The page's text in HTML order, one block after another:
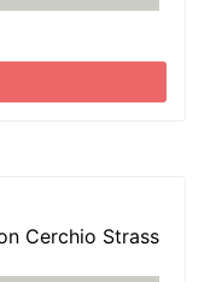
Cerchio Strass